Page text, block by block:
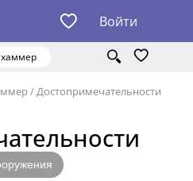
Войти
/Достопримечательности